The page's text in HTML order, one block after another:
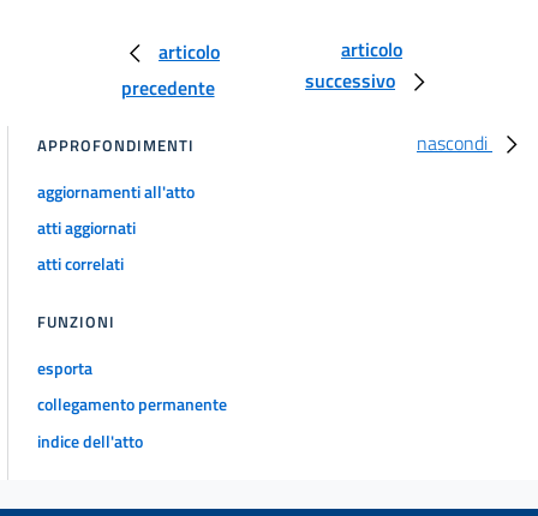
articolo
precedente
articolo
successivo
nascondi
APPROFONDIMENTI
aggiornamenti all'atto
atti aggiornati
atti correlati
FUNZIONI
esporta
collegamento permanente
indice dell'atto